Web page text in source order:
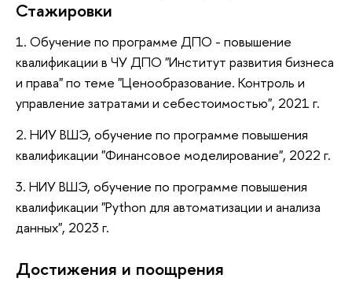
Стажировки
1. Обучение по программе ДПО - повышение
квалификации в ЧУ ДПО "Институт развития бизнеса
и права" по теме "Ценообразование. Контроль и
управление затратами и себестоимостью", 2021 г.
2. НИУ ВШЭ, обучение по программе повышения
квалификации "Финансовое моделирование", 2022 г.
3. НИУ ВШЭ, обучение по программе повышения
квалификации "Python для автоматизации и анализа
данных", 2023 г.
Достижения и поощрения